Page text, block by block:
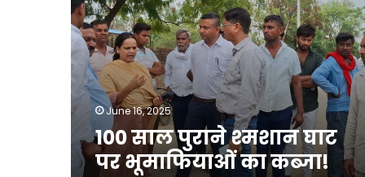
श्मशान
घाट
पर
भूमाफियाओं
कब्जा!
June 16, 2025
100 साल पुराने श्मशान घाट
पर भूमाफियाओं का कब्जा!